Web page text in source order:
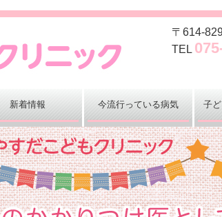
〒614-
TEL
新着情報 今流行っている病気 子